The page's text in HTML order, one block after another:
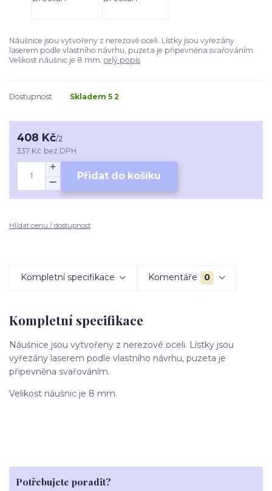
Náušnice jsou vytvořeny z nerezové oceli. Lístky jsou vyřezány
laserem podle vlastního návrhu, puzeta je připevněna svařováním.
Velikost náušnic je 8 mm. celý popis
Dostupnost Skladem 5 2
408 Kč/2
337 Kč bez DPH
Přidat do košíku
Hlídat cenu / dostupnost
Kompletní specifikace Komentáře 0
Kompletní specifikace
Náušnice jsou vytvořeny z nerezové oceli. Lístky jsou
vyřezány laserem podle vlastního návrhu, puzeta je
připevněna svařováním.
Velikost náušnic je 8 mm.
Potřebujete poradit?